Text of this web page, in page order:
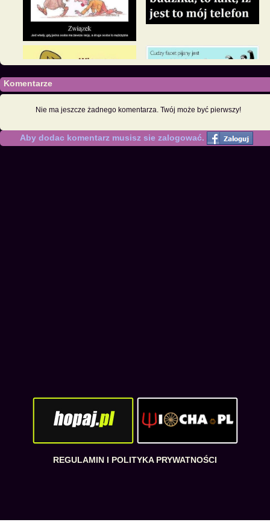
Komentarze
Nie ma jeszcze żadnego komentarza. Twój może być pierwszy!
Aby dodac komentarz musisz sie zalogować.
REGULAMIN I POLITYKA PRYWATNOŚCI